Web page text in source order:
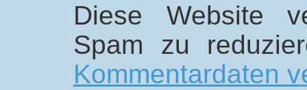
Diese Website
Spam zu
Kommentardaten